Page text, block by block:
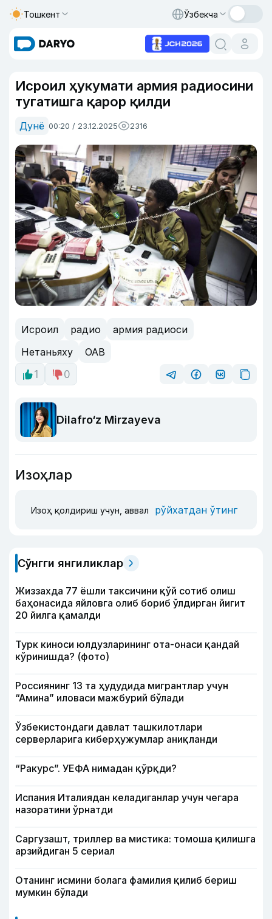
Тошкент Ўзбекча
Исроил ҳукумати армия радиосини
тугатишга қарор қилди
Дунё 00:20 / 23.12.2025 2316
Исроил радио
армия радиоси
Нетаньяху
ОАВ
1
0
Dilafro‘z Mirzayeva
Изоҳлар
Изоҳ қолдириш учун, аввал рўйхатдан ўтинг
Сўнгги янгиликлар
Жиззахда 77 ёшли таксичини қўй сотиб олиш
баҳонасида яйловга олиб бориб ўлдирган йигит
20 йилга қамалди
Турк киноси юлдузларининг ота-онаси қандай
кўринишда? (фото)
Россиянинг 13 та ҳудудида мигрантлар учун
“Амина” иловаси мажбурий бўлади
Ўзбекистондаги давлат ташкилотлари
серверларига киберҳужумлар аниқланди
“Ракурс”. УЕФА нимадан қўрқди?
Испания Италиядан келадиганлар учун чегара
назоратини ўрнатди
Саргузашт, триллер ва мистика: томоша қилишга
арзийдиган 5 сериал
Отанинг исмини болага фамилия қилиб бериш
мумкин бўлади